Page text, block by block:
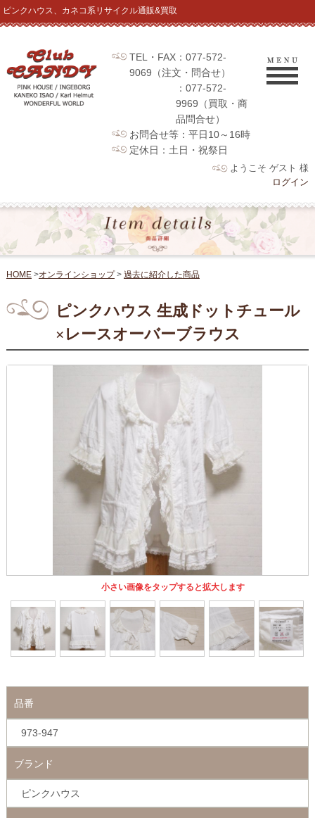
ピンクハウス、カネコ系リサイクル通販&買取
TEL・FAX：077-572-
9069（注文・問合せ）
：077-572-
9969（買取・商
品問合せ）
お問合せ等：平日10～16時
定休日：土日・祝祭日
ようこそ ゲスト 様
ログイン
HOME>オンラインショップ> 過去に紹介した商品
ピンクハウス 生成ドットチュール
×レースオーバーブラウス
小さい画像をタップすると拡大します
品番
973-947
ブランド
ピンクハウス